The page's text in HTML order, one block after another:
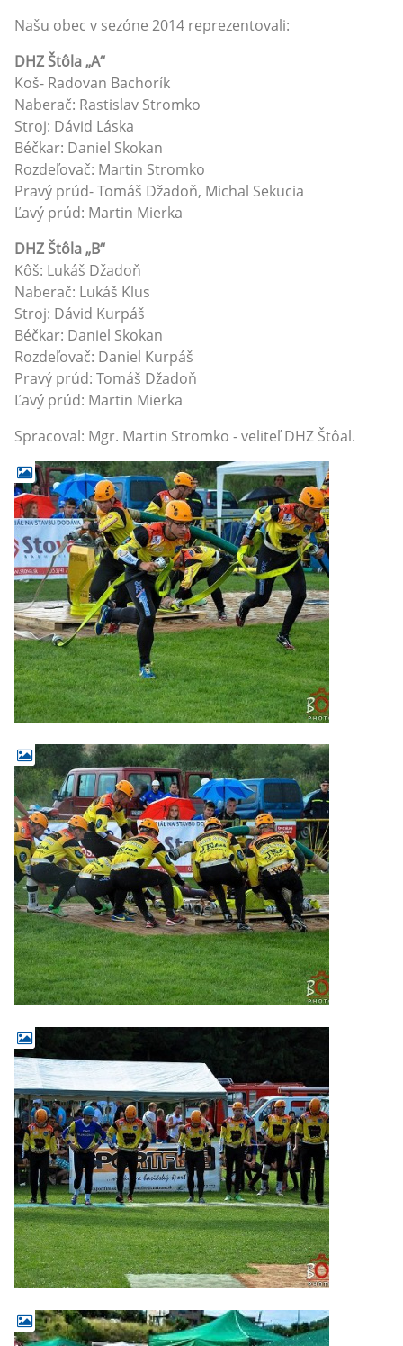
Našu obec v sezóne 2014 reprezentovali:
DHZ Štôla „A“
Koš- Radovan Bachorík
Naberač: Rastislav Stromko
Stroj: Dávid Láska
Béčkar: Daniel Skokan
Rozdeľovač: Martin Stromko
Pravý prúd- Tomáš Džadoň, Michal Sekucia
Ľavý prúd: Martin Mierka
DHZ Štôla „B“
Kôš: Lukáš Džadoň
Naberač: Lukáš Klus
Stroj: Dávid Kurpáš
Béčkar: Daniel Skokan
Rozdeľovač: Daniel Kurpáš
Pravý prúd: Tomáš Džadoň
Ľavý prúd: Martin Mierka
Spracoval: Mgr. Martin Stromko - veliteľ DHZ Štôal.